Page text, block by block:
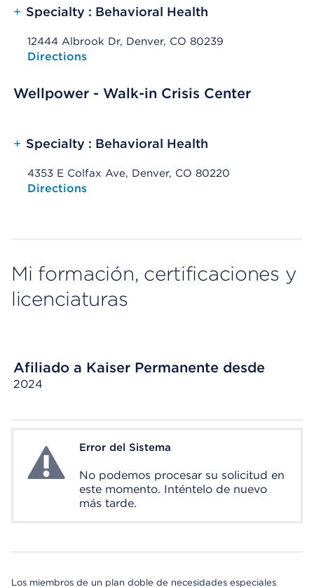
+ Specialty : Behavioral Health
12444 Albrook Dr, Denver, CO 80239
Opens native map application on mobile devices
Directions
Wellpower - Walk-in Crisis Center
+ Specialty : Behavioral Health
4353 E Colfax Ave, Denver, CO 80220
Opens native map application on mobile devices
Directions
Mi formación, certificaciones y
licenciaturas
Afiliado a Kaiser Permanente desde
2024
System ErrorError del Sistema
No podemos procesar su solicitud en
este momento. Inténtelo de nuevo
más tarde.
Los miembros de un plan doble de necesidades especiales